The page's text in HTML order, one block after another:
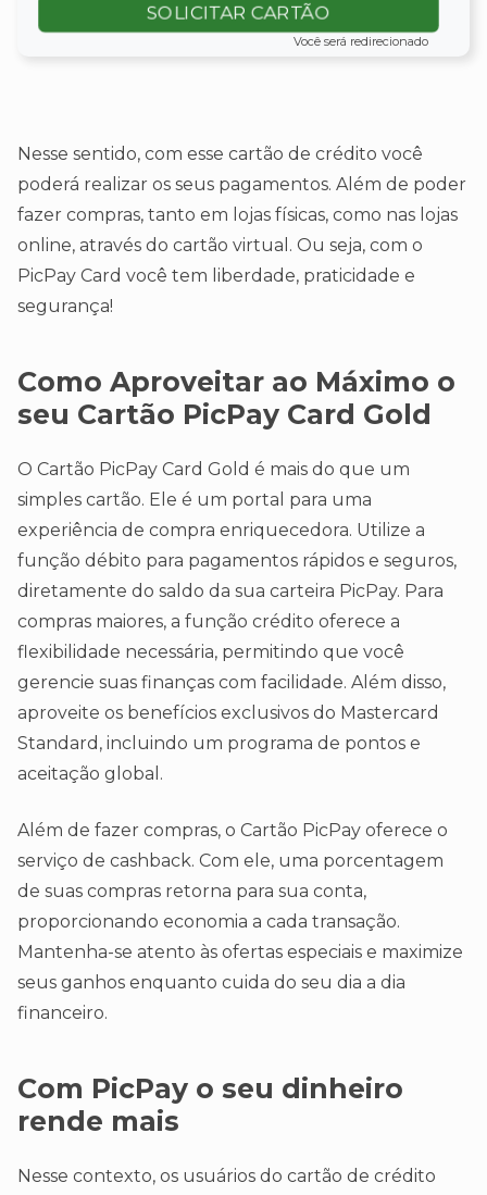
SOLICITAR CARTÃO
Você será redirecionado
Nesse sentido, com esse cartão de crédito você
poderá realizar os seus pagamentos. Além de poder
fazer compras, tanto em lojas físicas, como nas lojas
online, através do cartão virtual. Ou seja, com o
PicPay Card você tem liberdade, praticidade e
segurança!
Como Aproveitar ao Máximo o
seu Cartão PicPay Card Gold
O Cartão PicPay Card Gold é mais do que um
simples cartão. Ele é um portal para uma
experiência de compra enriquecedora. Utilize a
função débito para pagamentos rápidos e seguros,
diretamente do saldo da sua carteira PicPay. Para
compras maiores, a função crédito oferece a
flexibilidade necessária, permitindo que você
gerencie suas finanças com facilidade. Além disso,
aproveite os benefícios exclusivos do Mastercard
Standard, incluindo um programa de pontos e
aceitação global.
Além de fazer compras, o Cartão PicPay oferece o
serviço de cashback. Com ele, uma porcentagem
de suas compras retorna para sua conta,
proporcionando economia a cada transação.
Mantenha-se atento às ofertas especiais e maximize
seus ganhos enquanto cuida do seu dia a dia
financeiro.
Com PicPay o seu dinheiro
rende mais
Nesse contexto, os usuários do cartão de crédito